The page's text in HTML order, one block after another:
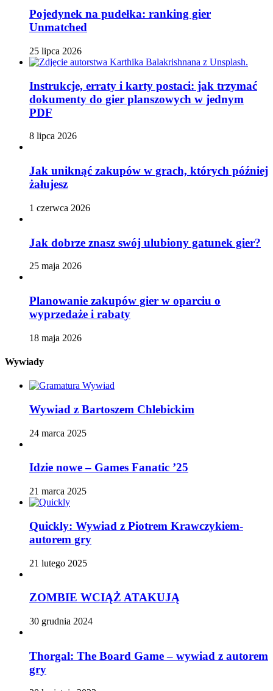
Pojedynek na pudełka: ranking gier
Unmatched
25 lipca 2026
Instrukcje, erraty i karty postaci: jak trzymać
dokumenty do gier planszowych w jednym
PDF
8 lipca 2026
Jak uniknąć zakupów w grach, których później
żałujesz
1 czerwca 2026
Jak dobrze znasz swój ulubiony gatunek gier?
25 maja 2026
Planowanie zakupów gier w oparciu o
wyprzedaże i rabaty
18 maja 2026
Wywiady
Wywiad z Bartoszem Chlebickim
24 marca 2025
Idzie nowe – Games Fanatic ’25
21 marca 2025
Quickly: Wywiad z Piotrem Krawczykiem-
autorem gry
21 lutego 2025
ZOMBIE WCIĄŻ ATAKUJĄ
30 grudnia 2024
Thorgal: The Board Game – wywiad z autorem
gry